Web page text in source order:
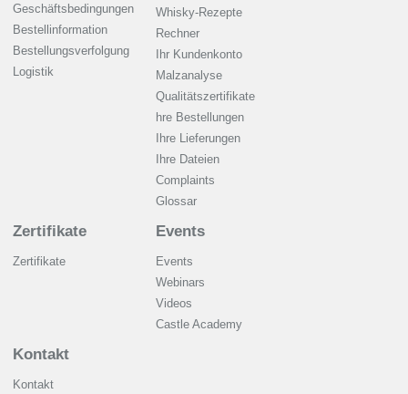
Geschäftsbedingungen
Bestellinformation
Bestellungsverfolgung
Logistik
Whisky-Rezepte
Rechner
Ihr Kundenkonto
Malzanalyse
Qualitätszertifikate
hre Bestellungen
Ihre Lieferungen
Ihre Dateien
Complaints
Glossar
Zertifikate
Zertifikate
Events
Events
Webinars
Videos
Castle Academy
Kontakt
Kontakt